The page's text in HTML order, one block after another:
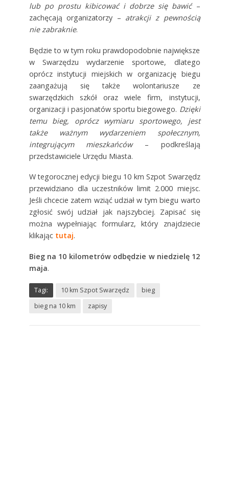
lub po prostu kibicować i dobrze się bawić–
zachęcają organizatorzy – atrakcji z pewnością
nie zabraknie.
Będzie to w tym roku prawdopodobnie największe
w Swarzędzu wydarzenie sportowe, dlatego
oprócz instytucji miejskich w organizację biegu
zaangażują się także wolontariusze ze
swarzędzkich szkół oraz wiele firm, instytucji,
organizacji i pasjonatów sportu biegowego. Dzięki
temu bieg, oprócz wymiaru sportowego, jest
także ważnym wydarzeniem społecznym,
integrującym mieszkańców– podkreślają
przedstawiciele Urzędu Miasta.
W tegorocznej edycji biegu 10 km Szpot Swarzędz
przewidziano dla uczestników limit 2.000 miejsc.
Jeśli chcecie zatem wziąć udział w tym biegu warto
zgłosić swój udział jak najszybciej. Zapisać się
można wypełniając formularz, który znajdziecie
klikając tutaj.
Bieg na 10 kilometrów odbędzie w niedzielę 12
maja.
Tagi: 10 km Szpot Swarzędz
bieg
bieg na 10 km
zapisy